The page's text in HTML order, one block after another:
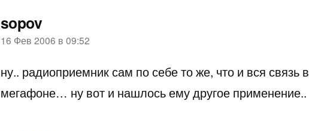
sopov
пишет:
16 Фев 2006 в 09:52
ну.. радиоприемник сам по себе то же, что и вся связь в
мегафоне… ну вот и нашлось ему другое применение..